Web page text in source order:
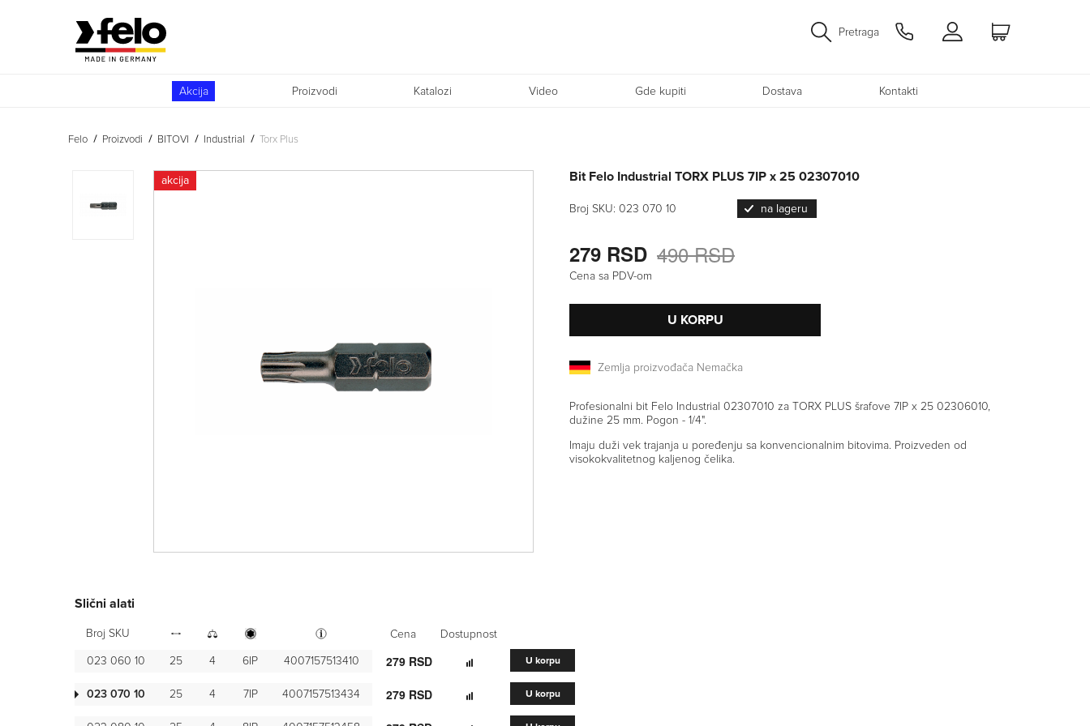
Pretraga
Akcija Proizvodi Katalozi Video Gde kupiti Dostava Kontakti
Felo Proizvodi BITOVI Industrial Torx Plus
akcija Bit Felo Industrial TORX PLUS 7IP x 25 02307010
Broj SKU: 023 070 10 na lageru
279 RSD 490 RSD
Cena sa PDV-om
U KORPU
Zemlja proizvođača Nemačka
Profesionalni bit Felo Industrial 02307010 za TORX PLUS šrafove 7IP x 25 02306010,
dužine 25 mm. Pogon - 1/4".
Imaju duži vek trajanja u poređenju sa konvencionalnim bitovima. Proizveden od
visokokvalitetnog kaljenog čelika.
Slični alati
Broj SKU
023 060 10
25 4 6IP 4007157513410
023 070 10 25 4 7IP 4007157513434
Cena Dostupnost
279 RSD U korpu
279 RSD U korpu